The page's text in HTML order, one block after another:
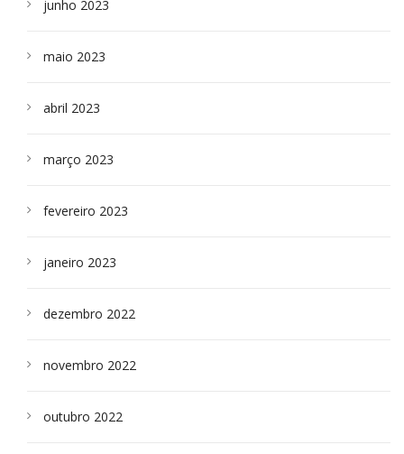
junho 2023
maio 2023
abril 2023
março 2023
fevereiro 2023
janeiro 2023
dezembro 2022
novembro 2022
outubro 2022